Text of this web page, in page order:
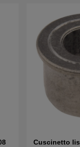
Cuscinetto